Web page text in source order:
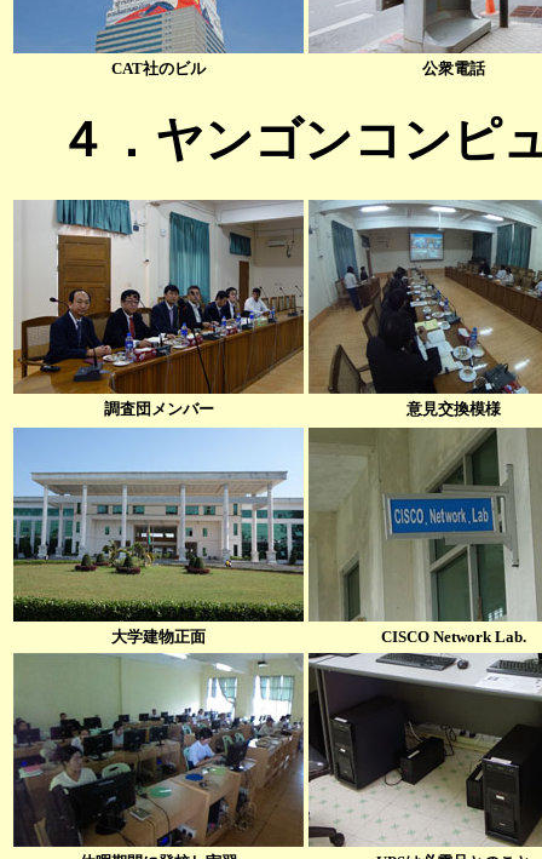
CAT社のビル 公衆電話
４．ヤンゴンコンピ
調査団メンバー 意見交換模様
大学建物正面 CISCO Network Lab.